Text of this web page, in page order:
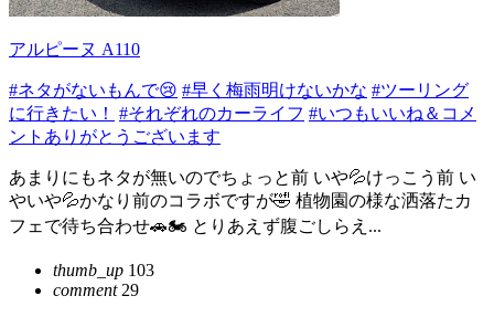
アルピーヌ A110
#ネタがないもんで😢 #早く梅雨明けないかな #ツーリング
に行きたい！
#それぞれのカーライフ #いつもいいね＆コメ
ントありがとうございます
あまりにもネタが無いのでちょっと前 いや💦けっこう前 い
やいや💦かなり前のコラボですが🤣 植物園の様な洒落たカ
フェで待ち合わせ🚗🏍️ とりあえず腹ごしらえ...
thumb_up 103
comment29